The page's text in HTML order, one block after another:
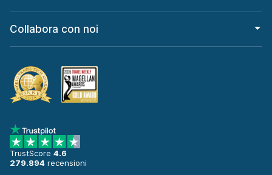
Collabora con noi
TrustScore 4.6
279.894 recensioni